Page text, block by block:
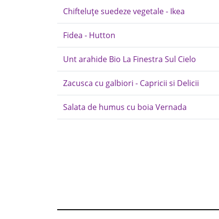
Chifteluțe suedeze vegetale - Ikea
Fidea - Hutton
Unt arahide Bio La Finestra Sul Cielo
Zacusca cu galbiori - Capricii si Delicii
Salata de humus cu boia Vernada